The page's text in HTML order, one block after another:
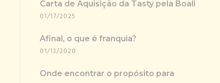
Carta de Aquisição da Tasty pela Boali
01/17/2025
Afinal, o que é franquia?
01/13/2020
Onde encontrar o propósito para